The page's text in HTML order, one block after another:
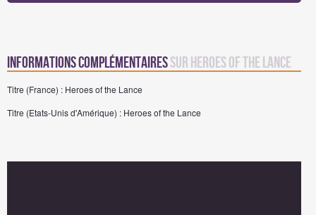
Informations complémentairessur Heroes of the Lance
Titre (France) : Heroes of the Lance
Titre (Etats-Unis d'Amérique) : Heroes of the Lance